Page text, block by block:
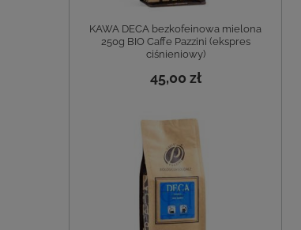
KAWA DECA bezkofeinowa mielona
250g BIO Caffe Pazzini (ekspres
ciśnieniowy)
45,00 zł